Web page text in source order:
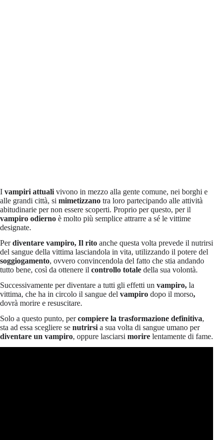
I vampiri attuali vivono in mezzo alla gente comune, nei borghi e
alle grandi città, si mimetizzano tra loro partecipando alle attività
abitudinarie per non essere scoperti. Proprio per questo, per il
vampiro odierno è molto più semplice attrarre a sé le vittime
designate.
Perdiventare vampiro, Il rito anche questa volta prevede il nutrirsi
del sangue della vittima lasciandola in vita, utilizzando il potere del
soggiogamento, ovvero convincendola del fatto che stia andando
tutto bene, così da ottenere il controllo totale della sua volontà.
Successivamente per diventare a tutti gli effetti un vampiro, la
vittima, che ha in circolo il sangue del vampiro dopo il morso,
dovrà morire e resuscitare.
Solo a questo punto, percompiere la trasformazione definitiva,
sta ad essa scegliere se nutrirsi a sua volta di sangue umano per
diventare un vampiro, oppure lasciarsi morire lentamente di fame.